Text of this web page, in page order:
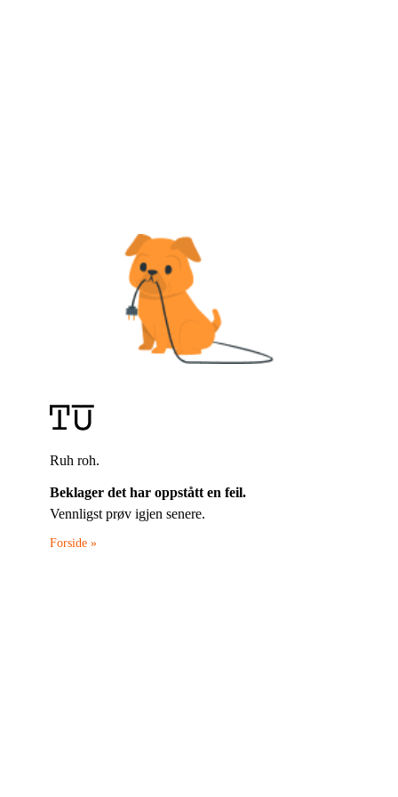
Ruh roh.
Beklager det har oppstått en feil.
Vennligst prøv igjen senere.
Forside »